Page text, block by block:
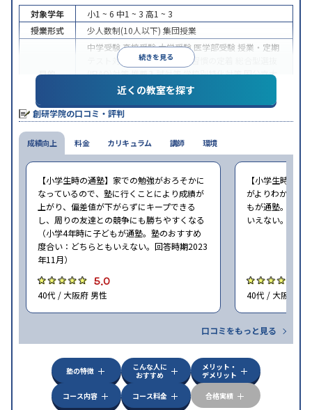
続きを見る
対象学年 小1 ~ 6 中1 ~ 3 高1 ~ 3
授業形式
少人数制(10人以下) 集団授業
目的
中学受験高校受験大学受験 医学部受験 授業・定期
テスト対策
内申点対策 学習習慣の定着
(旧AO)対策推薦入試対策学校別特化対策国公立大
私大対策共通テスト対策
特徴
中高一貫校生に対応
※2023年10月調査。
小学校高学年の集団塾アンケート調査方法
近くの教室を探す
創研学院の口コミ・評判
成績向上
【小学生時の通塾】家での勉強がおろそかに
なっているので、塾に行くことにより成績が
上がり、偏差値が下がらずにキープできる
し、周りの友達との競争にも勝ちやすくなる
（小学4年時に子どもが通塾。塾のおすすめ
度合い：どちらともいえない。回答時期2023
年11月）
5.0
40代 / 大阪府 男性
【小学生時の通
がよりわかるよ
もが通塾。塾の
いえない。回答
40代 / 大阪府 男
口コミをもっと見る
料金 カリキュラム 講師 環境
塾の特徴
こんな人に
おすすめ
メリット・
デメリット
コース内容
コース料金 合格実績